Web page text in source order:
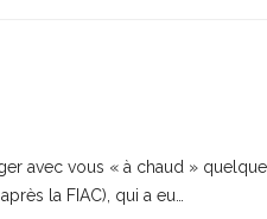
avec vous « à chaud »
la FIAC), qui a eu…